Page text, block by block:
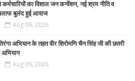
का विशाल जन कन्वेंशन, नई श्रम नीति व
बुलंद हुई आवाज
Aug 09, 2026
अभियान के तहत वीर शिरोमणि चैन सिंह जी की छतरी
अभियान
Aug 09, 2026